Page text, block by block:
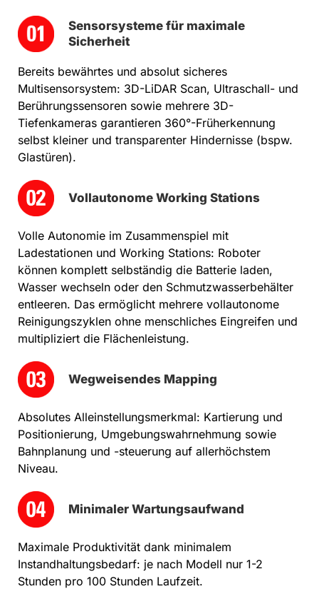
Sensorsysteme für maximale
Sicherheit
Bereits bewährtes und absolut sicheres
Multisensorsystem: 3D-LiDAR Scan, Ultraschall- und
Berührungssensoren sowie mehrere 3D-
Tiefenkameras garantieren 360°-Früherkennung
selbst kleiner und transparenter Hindernisse (bspw.
Glastüren).
Vollautonome Working Stations
Volle Autonomie im Zusammenspiel mit
Ladestationen und Working Stations: Roboter
können komplett selbständig die Batterie laden,
Wasser wechseln oder den Schmutzwasserbehälter
entleeren. Das ermöglicht mehrere vollautonome
Reinigungszyklen ohne menschliches Eingreifen und
multipliziert die Flächenleistung.
Wegweisendes Mapping
Absolutes Alleinstellungsmerkmal: Kartierung und
Positionierung, Umgebungswahrnehmung sowie
Bahnplanung und -steuerung auf allerhöchstem
Niveau.
Minimaler Wartungsaufwand
Maximale Produktivität dank minimalem
Instandhaltungsbedarf: je nach Modell nur 1-2
Stunden pro 100 Stunden Laufzeit.